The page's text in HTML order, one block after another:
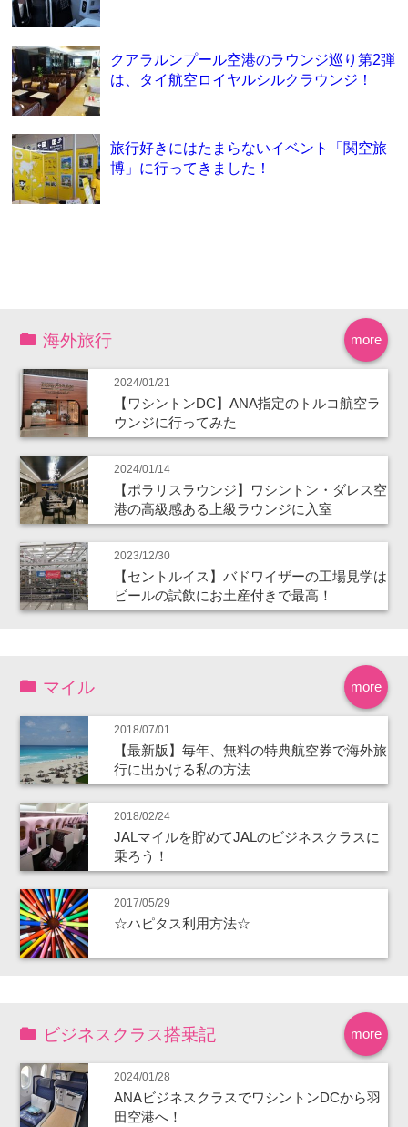
クアラルンプール空港のラウンジ巡り第2弾
は、タイ航空ロイヤルシルクラウンジ！
旅行好きにはたまらないイベント「関空旅
博」に行ってきました！
more
海外旅行
2024/01/21
【ワシントンDC】ANA指定のトルコ航空ラ
ウンジに行ってみた
2024/01/14
【ポラリスラウンジ】ワシントン・ダレス空
港の高級感ある上級ラウンジに入室
2023/12/30
【セントルイス】バドワイザーの工場見学は
ビールの試飲にお土産付きで最高！
more
マイル
2018/07/01
【最新版】毎年、無料の特典航空券で海外旅
行に出かける私の方法
2018/02/24
JALマイルを貯めてJALのビジネスクラスに
乗ろう！
2017/05/29
☆ハピタス利用方法☆
more
ビジネスクラス搭乗記
2024/01/28
ANAビジネスクラスでワシントンDCから羽
田空港へ！